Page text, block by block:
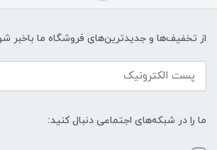
از تخفیف‌ها و جدیدترین‌های فروشگاه ما باخبر
ما را در شبکه‌های اجتماعی دنبال کنید: